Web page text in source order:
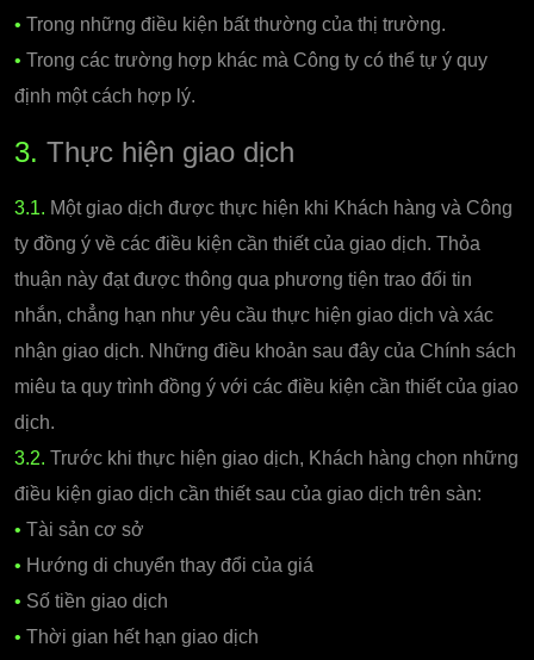
• Trong những điều kiện bất thường của thị trường.
• Trong các trường hợp khác mà Công ty có thể tự ý quy
định một cách hợp lý.
3. Thực hiện giao dịch
3.1. Một giao dịch được thực hiện khi Khách hàng và Công
ty đồng ý về các điều kiện cần thiết của giao dịch. Thỏa
thuận này đạt được thông qua phương tiện trao đổi tin
nhắn, chẳng hạn như yêu cầu thực hiện giao dịch và xác
nhận giao dịch. Những điều khoản sau đây của Chính sách
miêu ta quy trình đồng ý với các điều kiện cần thiết của giao
dịch.
3.2. Trước khi thực hiện giao dịch, Khách hàng chọn những
điều kiện giao dịch cần thiết sau của giao dịch trên sàn:
• Tài sản cơ sở
• Hướng di chuyển thay đổi của giá
• Số tiền giao dịch
• Thời gian hết hạn giao dịch